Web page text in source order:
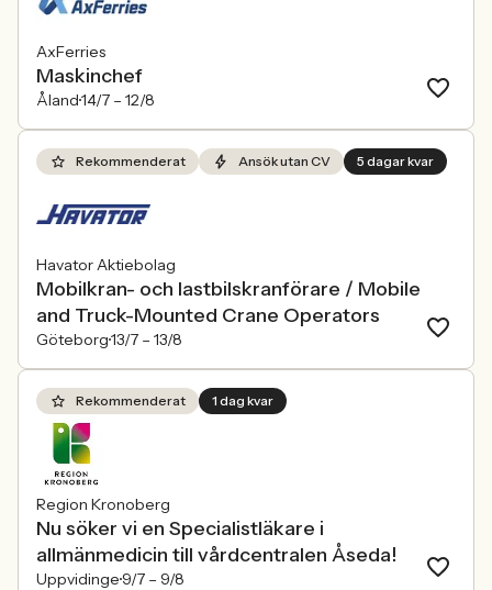
AxFerries
Maskinchef
Åland14/7 – 12/8
Rekommenderat Ansök utan CV 5 dagar kvar
Havator Aktiebolag
Mobilkran- och lastbilskranförare / Mobile
and Truck-Mounted Crane Operators
Göteborg13/7 – 13/8
Rekommenderat 1 dag kvar
Region Kronoberg
Nu söker vi en Specialistläkare i
allmänmedicin till vårdcentralen Åseda!
Uppvidinge 9/7 – 9/8